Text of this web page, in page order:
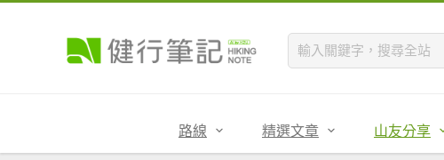
路線 精選文章 山友分享